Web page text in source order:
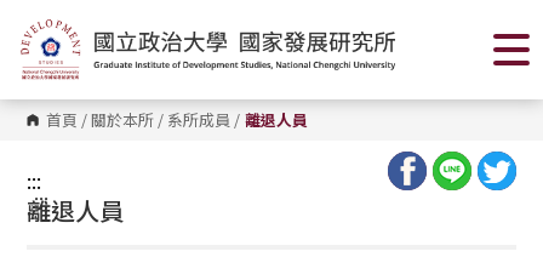
到
主
要
內
容
區 首頁 /關於本所 / 系所成員 / 離退人員
:::
:::
離退人員